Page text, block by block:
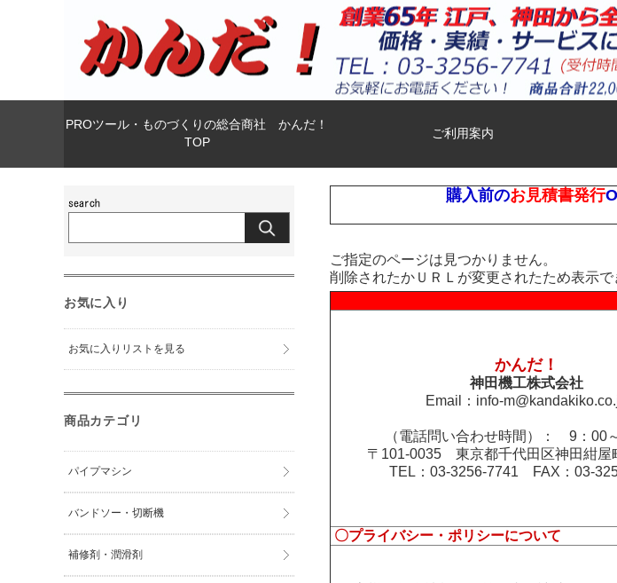
PROツール・ものづくりの総合商社 かんだ！
TOP
ご利用案内
購入前のお見積書発行
ご指定のページは見つかりません。
削除されたかＵＲＬが変更されたため表示で
かんだ！
神田機工株式会社
Email： info-
（電話問い合わせ時間）： 9：00
〒101-0035 東京都千代田区神田紺屋
TEL：03-3256-7741 FAX：03-
〇プライバシー・ポリシーについて
お気に入り
お気に入りリストを見る
商品カテゴリ
パイプマシン
バンドソー・切断機
補修剤・潤滑剤